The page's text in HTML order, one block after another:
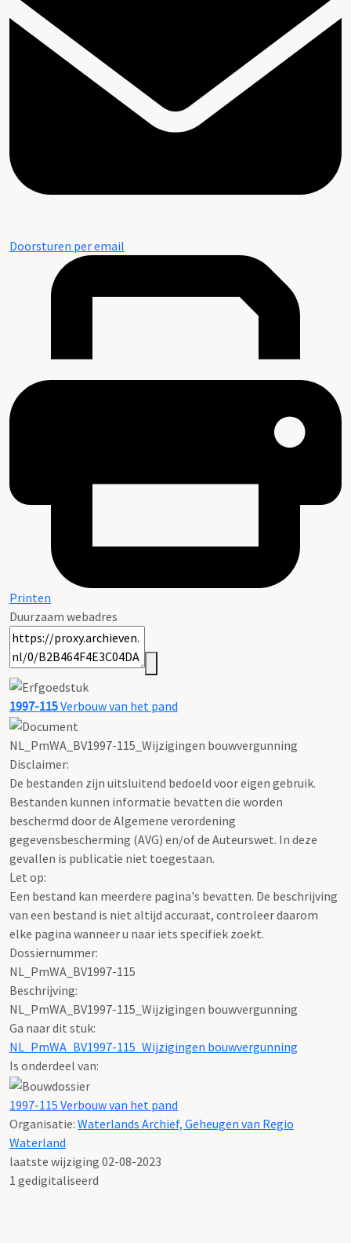
Doorsturen per email
Printen
Duurzaam webadres
1997-115Verbouw van het pand
NL_PmWA_BV1997-115_Wijzigingen bouwvergunning
Disclaimer:
De bestanden zijn uitsluitend bedoeld voor eigen gebruik.
Bestanden kunnen informatie bevatten die worden
beschermd door de Algemene verordening
gegevensbescherming (AVG) en/of de Auteurswet. In deze
gevallen is publicatie niet toegestaan.
Let op:
Een bestand kan meerdere pagina's bevatten. De beschrijving
van een bestand is niet altijd accuraat, controleer daarom
elke pagina wanneer u naar iets specifiek zoekt.
Dossiernummer:
NL_PmWA_BV1997-115
Beschrijving:
NL_PmWA_BV1997-115_Wijzigingen bouwvergunning
Ga naar dit stuk:
NL_PmWA_BV1997-115_Wijzigingen bouwvergunning
Is onderdeel van:
1997-115 Verbouw van het pand
Organisatie: Waterlands Archief, Geheugen van Regio
Waterland
laatste wijziging 02-08-2023
1 gedigitaliseerd